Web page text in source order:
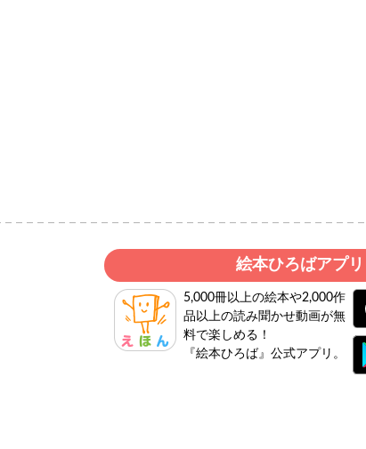
絵本ひろばアプリ
5,000冊以上の絵本や2,000作
品以上の読み聞かせ動画が無
料で楽しめる！
『絵本ひろば』公式アプリ。